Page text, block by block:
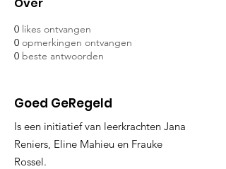
0 likes ontvangen
0 opmerkingen ontvangen
0 beste antwoorden
Goed GeRegeld
Is een initiatief van leerkrachten Jana
Reniers, Eline Mahieu en Frauke
Rossel.